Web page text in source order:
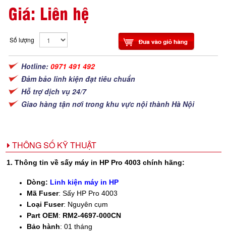
Giá: Liên hệ
Số lượng
Hotline: 0971 491 492
Đảm bảo linh kiện đạt tiêu chuẩn
Hỗ trợ dịch vụ 24/7
Giao hàng tận nơi trong khu vực nội thành Hà Nội
THÔNG SỐ KỸ THUẬT
1. Thông tin về sấy máy in HP Pro 4003 chính hãng:
Dòng: Linh kiện máy in HP
Mã Fuser: Sấy HP Pro 4003
Loại Fuser: Nguyên cụm
Part OEM: RM2-4697-000CN
Bảo hành: 01 tháng